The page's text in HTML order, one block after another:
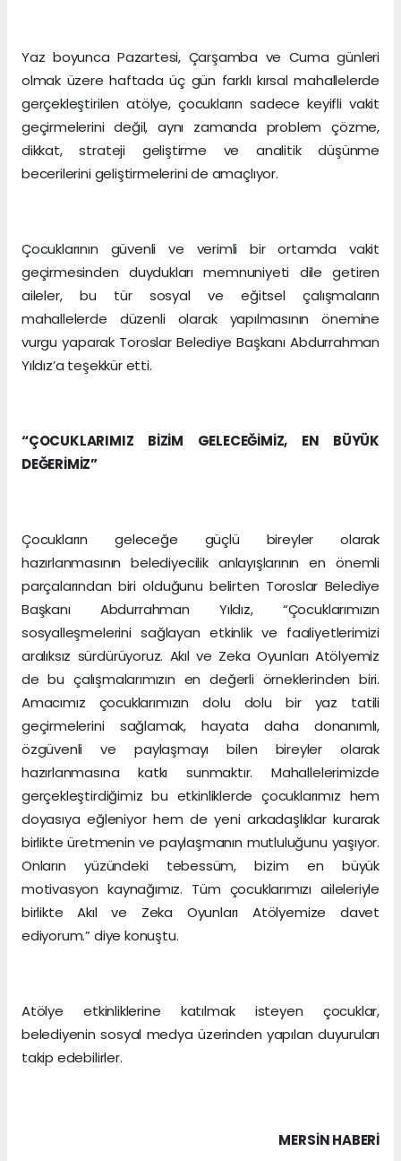
Yaz boyunca Pazartesi, Çarşamba ve Cuma günleri
olmak üzere haftada üç gün farklı kırsal mahallelerde
gerçekleştirilen atölye, çocukların sadece keyifli vakit
geçirmelerini değil, aynı zamanda problem çözme,
dikkat, strateji geliştirme ve analitik düşünme
becerilerini geliştirmelerini de amaçlıyor.
Çocuklarının güvenli ve verimli bir ortamda vakit
geçirmesinden duydukları memnuniyeti dile getiren
aileler, bu tür sosyal ve eğitsel çalışmaların
mahallelerde düzenli olarak yapılmasının önemine
vurgu yaparak Toroslar Belediye Başkanı Abdurrahman
Yıldız’a teşekkür etti.
“ÇOCUKLARIMIZ BİZİM GELECEĞİMİZ, EN BÜYÜK
DEĞERİMİZ”
Çocukların geleceğe güçlü bireyler olarak
hazırlanmasının belediyecilik anlayışlarının en önemli
parçalarından biri olduğunu belirten Toroslar Belediye
Başkanı Abdurrahman Yıldız, “Çocuklarımızın
sosyalleşmelerini sağlayan etkinlik ve faaliyetlerimizi
aralıksız sürdürüyoruz. Akıl ve Zeka Oyunları Atölyemiz
de bu çalışmalarımızın en değerli örneklerinden biri.
Amacımız çocuklarımızın dolu dolu bir yaz tatili
geçirmelerini sağlamak, hayata daha donanımlı,
özgüvenli ve paylaşmayı bilen bireyler olarak
hazırlanmasına katkı sunmaktır. Mahallelerimizde
gerçekleştirdiğimiz bu etkinliklerde çocuklarımız hem
doyasıya eğleniyor hem de yeni arkadaşlıklar kurarak
birlikte üretmenin ve paylaşmanın mutluluğunu yaşıyor.
Onların yüzündeki tebessüm, bizim en büyük
motivasyon kaynağımız. Tüm çocuklarımızı aileleriyle
birlikte Akıl ve Zeka Oyunları Atölyemize davet
ediyorum.” diye konuştu.
Atölye etkinliklerine katılmak isteyen çocuklar,
belediyenin sosyal medya üzerinden yapılan duyuruları
takip edebilirler.
MERSIN HABERİ